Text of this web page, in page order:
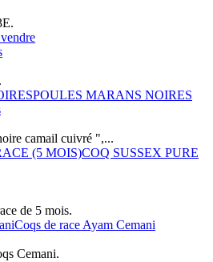
POULES MARANS NOIRES
camail cuivré ",...
COQ SUSSEX PURE
de 5 mois.
Coqs de race Ayam Cemani
Cemani.